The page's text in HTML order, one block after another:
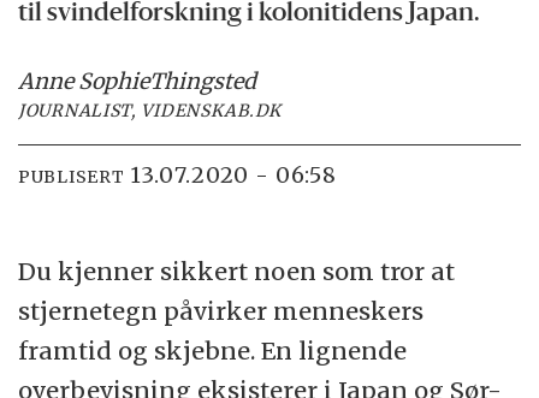
til svindelforskning i kolonitidens Japan.
Anne SophieThingsted
JOURNALIST, VIDENSKAB.DK
PUBLISERT 13.07.2020 - 06:58
Du kjenner sikkert noen som tror at
stjernetegn påvirker menneskers
framtid og skjebne. En lignende
overbevisning eksisterer i Japan og Sør-